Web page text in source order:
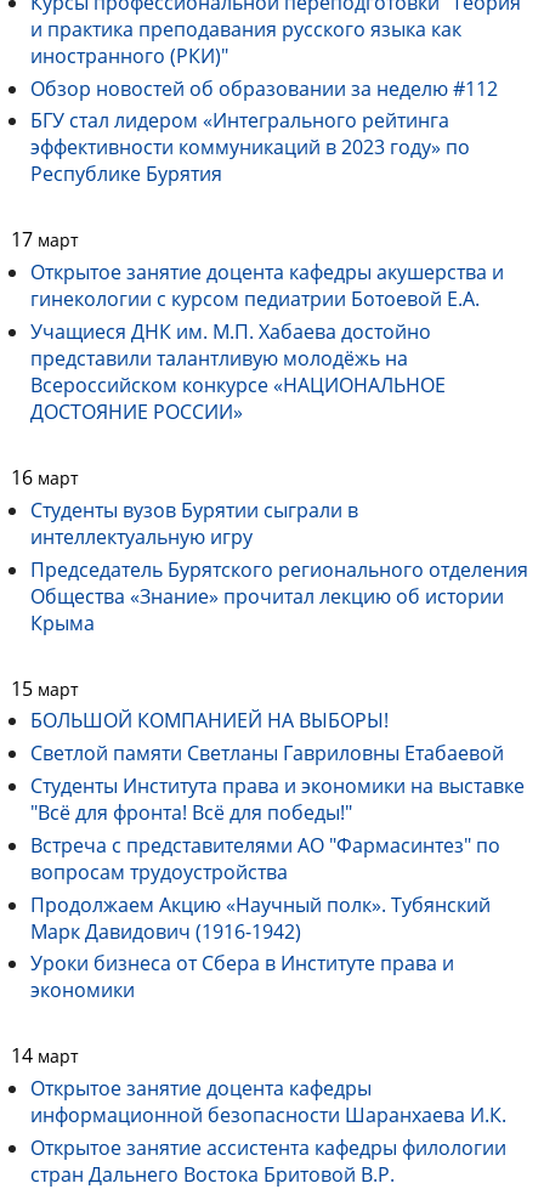
и практика преподавания русского языка как
иностранного (РКИ)"
Обзор новостей об образовании за неделю #112
БГУ стал лидером «Интегрального рейтинга
эффективности коммуникаций в 2023 году» по
Республике Бурятия
17 март
Открытое занятие доцента кафедры акушерства и
гинекологии с курсом педиатрии Ботоевой Е.А.
Учащиеся ДНК им. М.П. Хабаева достойно
представили талантливую молодёжь на
Всероссийском конкурсе «НАЦИОНАЛЬНОЕ
ДОСТОЯНИЕ РОССИИ»
16 март
Студенты вузов Бурятии сыграли в
интеллектуальную игру
Председатель Бурятского регионального отделения
Общества «Знание» прочитал лекцию об истории
Крыма
15 март
БОЛЬШОЙ КОМПАНИЕЙ НА ВЫБОРЫ!
Светлой памяти Светланы Гавриловны Етабаевой
Студенты Института права и экономики на выставке
"Всё для фронта! Всё для победы!"
Встреча с представителями АО "Фармасинтез" по
вопросам трудоустройства
Продолжаем Акцию «Научный полк». Тубянский
Марк Давидович (1916-1942)
Уроки бизнеса от Сбера в Институте права и
экономики
14 март
Открытое занятие доцента кафедры
информационной безопасности Шаранхаева И.К.
Открытое занятие ассистента кафедры филологии
стран Дальнего Востока Бритовой В.Р.